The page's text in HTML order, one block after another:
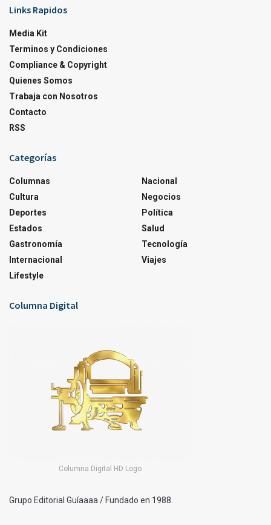
Links Rapidos
Media Kit
Terminos y Condiciones
Compliance & Copyright
Quienes Somos
Trabaja con Nosotros
Contacto
RSS
Categorías
Columnas
Cultura
Deportes
Estados
Gastronomía
Internacional
Lifestyle
Nacional
Negocios
Política
Salud
Tecnología
Viajes
Columna Digital
Columna Digital HD Logo
Grupo Editorial Guíaaaa / Fundado en 1988.